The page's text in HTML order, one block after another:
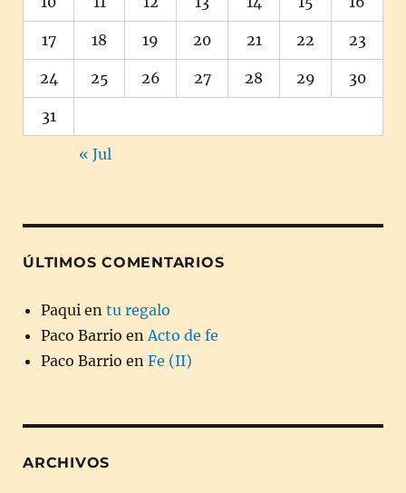
17 18 19 20 21 22 23
24 25 26 27 28 29 30
31
« Jul
ÚLTIMOS COMENTARIOS
Paqui en tu regalo
Paco Barrio en Acto de fe
Paco Barrio en Fe (II)
ARCHIVOS